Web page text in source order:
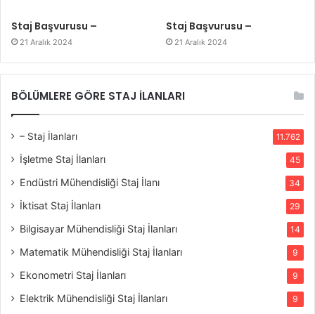
Staj Başvurusu –
21 Aralık 2024
Staj Başvurusu –
21 Aralık 2024
BÖLÜMLERE GÖRE STAJ İLANLARI
– Staj İlanları 11.762
İşletme Staj İlanları 45
Endüstri Mühendisliği Staj İlanı 34
İktisat Staj İlanları 29
Bilgisayar Mühendisliği Staj İlanları 14
Matematik Mühendisliği Staj İlanları 9
Ekonometri Staj İlanları 9
Elektrik Mühendisliği Staj İlanları 9